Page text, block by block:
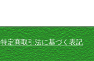
特定商取引法に基づく表記